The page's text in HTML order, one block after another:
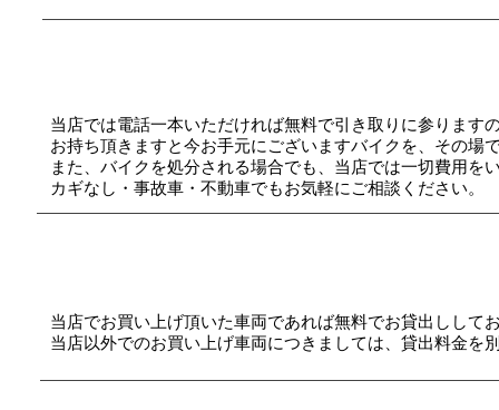
当店では電話一本いただければ無料で引き取りに参ります
お持ち頂きますと今お手元にございますバイクを、その場
また、バイクを処分される場合でも、当店では一切費用を
カギなし・事故車・不動車でもお気軽にご相談ください。
当店でお買い上げ頂いた車両であれば無料でお貸出しして
当店以外でのお買い上げ車両につきましては、貸出料金を